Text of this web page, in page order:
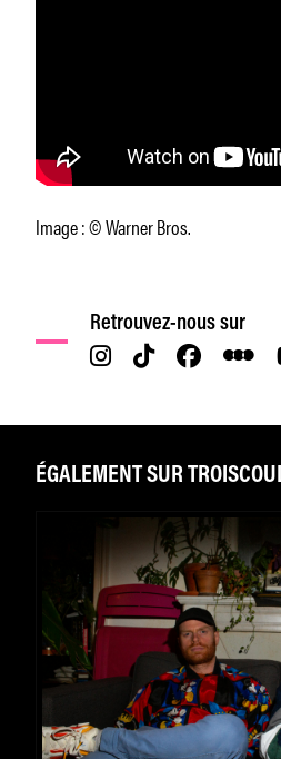
Image : © Warner Bros.
Retrouvez-nous sur
ÉGALEMENT SUR